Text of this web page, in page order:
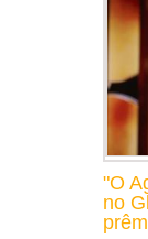
"O
no